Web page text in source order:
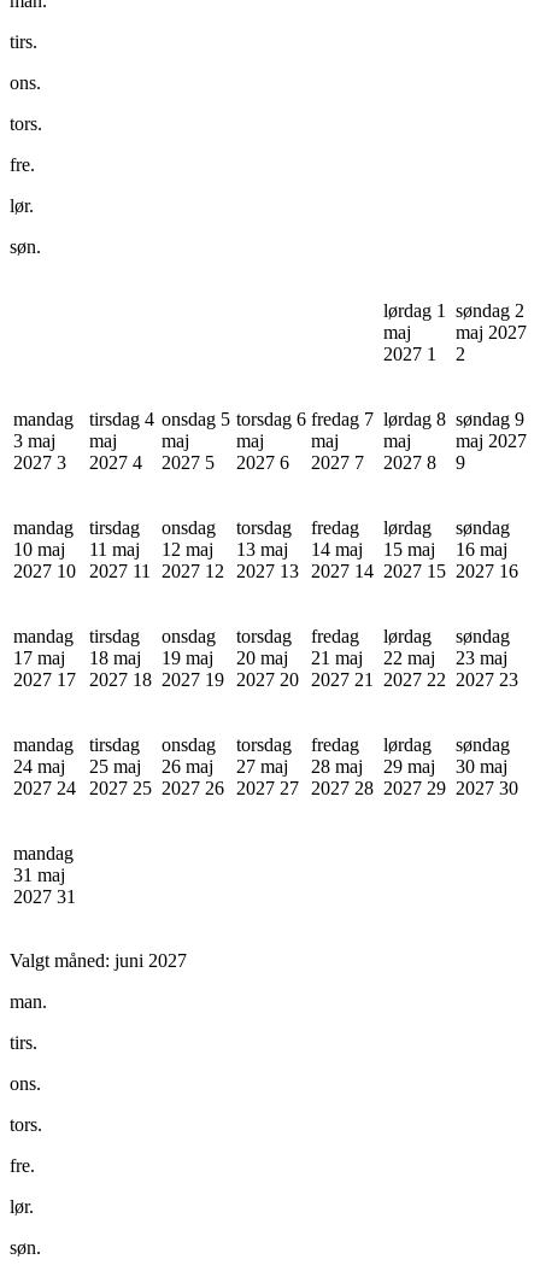
tirs.
ons.
tors.
fre.
lør.
søn.
lørdag 1
maj
2027 1
søndag 2
maj 2027
2
mandag
3 maj
2027 3
tirsdag 4
maj
2027 4
onsdag 5
maj
2027 5
torsdag 6
maj
2027 6
fredag 7
maj
2027 7
lørdag 8
maj
2027 8
søndag 9
maj 2027
9
mandag
10 maj
2027 10
tirsdag
11 maj
2027 11
onsdag
12 maj
2027 12
torsdag
13 maj
2027 13
fredag
14 maj
2027 14
lørdag
15 maj
2027 15
søndag
16 maj
2027 16
mandag
17 maj
2027 17
tirsdag
18 maj
2027 18
onsdag
19 maj
2027 19
torsdag
20 maj
2027 20
fredag
21 maj
2027 21
lørdag
22 maj
2027 22
søndag
23 maj
2027 23
mandag
24 maj
2027 24
tirsdag
25 maj
2027 25
onsdag
26 maj
2027 26
torsdag
27 maj
2027 27
fredag
28 maj
2027 28
lørdag
29 maj
2027 29
søndag
30 maj
2027 30
mandag
31 maj
2027 31
Valgt måned: juni 2027
man.
tirs.
ons.
tors.
fre.
lør.
søn.